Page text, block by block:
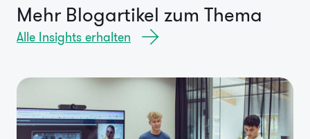
Mehr Blogartikel zum Thema
Alle Insights erhalten